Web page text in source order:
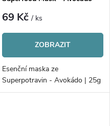
69 Kč/ ks
ZOBRAZIT
Esenční maska ze
Superpotravin - Avokádo | 25g